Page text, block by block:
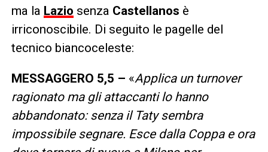
ma la Lazio senza Castellanos è
irriconoscibile. Di seguito le pagelle del
tecnico biancoceleste:
MESSAGGERO 5,5 – «Applica un turnover
ragionato ma gli attaccanti lo hanno
abbandonato: senza il Taty sembra
impossibile segnare. Esce dalla Coppa e ora